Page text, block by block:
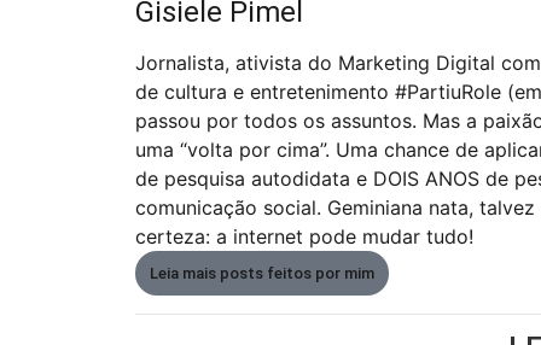
Gisiele Pimel
Jornalista, ativista do Marketing Digital
de cultura e entretenimento #PartiuRole
passou por todos os assuntos. Mas a
uma “volta por cima”. Uma chance de
de pesquisa autodidata e DOIS ANOS de
comunicação social. Geminiana nata,
certeza: a internet pode mudar tudo!
Leia mais posts feitos por mim